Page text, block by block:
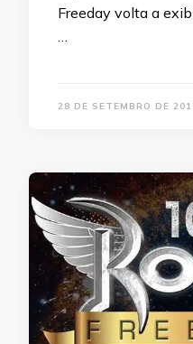
Freeday volta a
…
28 DE SETEMBRO DE